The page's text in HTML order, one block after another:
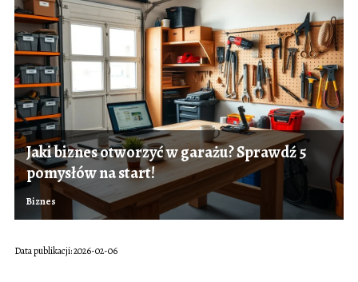
Jaki biznes otworzyć w garażu? Sprawdź 5
pomysłów na start!
Biznes
Data publikacji: 2026-02-06